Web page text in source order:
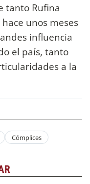
tanto Rufina
unos meses
influencia
el país, tanto
a la
Cómplices